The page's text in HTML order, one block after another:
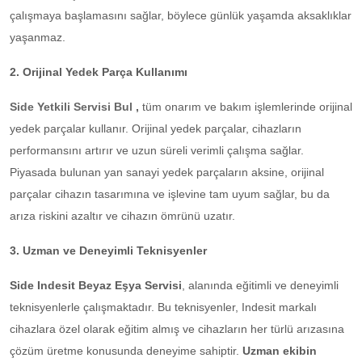
çalışmaya başlamasını sağlar, böylece günlük yaşamda aksaklıklar
yaşanmaz.
2. Orijinal Yedek Parça Kullanımı
Side Yetkili Servisi Bul , tüm onarım ve bakım işlemlerinde orijinal
yedek parçalar kullanır. Orijinal yedek parçalar, cihazların
performansını artırır ve uzun süreli verimli çalışma sağlar.
Piyasada bulunan yan sanayi yedek parçaların aksine, orijinal
parçalar cihazın tasarımına ve işlevine tam uyum sağlar, bu da
arıza riskini azaltır ve cihazın ömrünü uzatır.
3. Uzman ve Deneyimli Teknisyenler
Side Indesit Beyaz Eşya Servisi, alanında eğitimli ve deneyimli
teknisyenlerle çalışmaktadır. Bu teknisyenler, Indesit markalı
cihazlara özel olarak eğitim almış ve cihazların her türlü arızasına
çözüm üretme konusunda deneyime sahiptir. Uzman ekibin